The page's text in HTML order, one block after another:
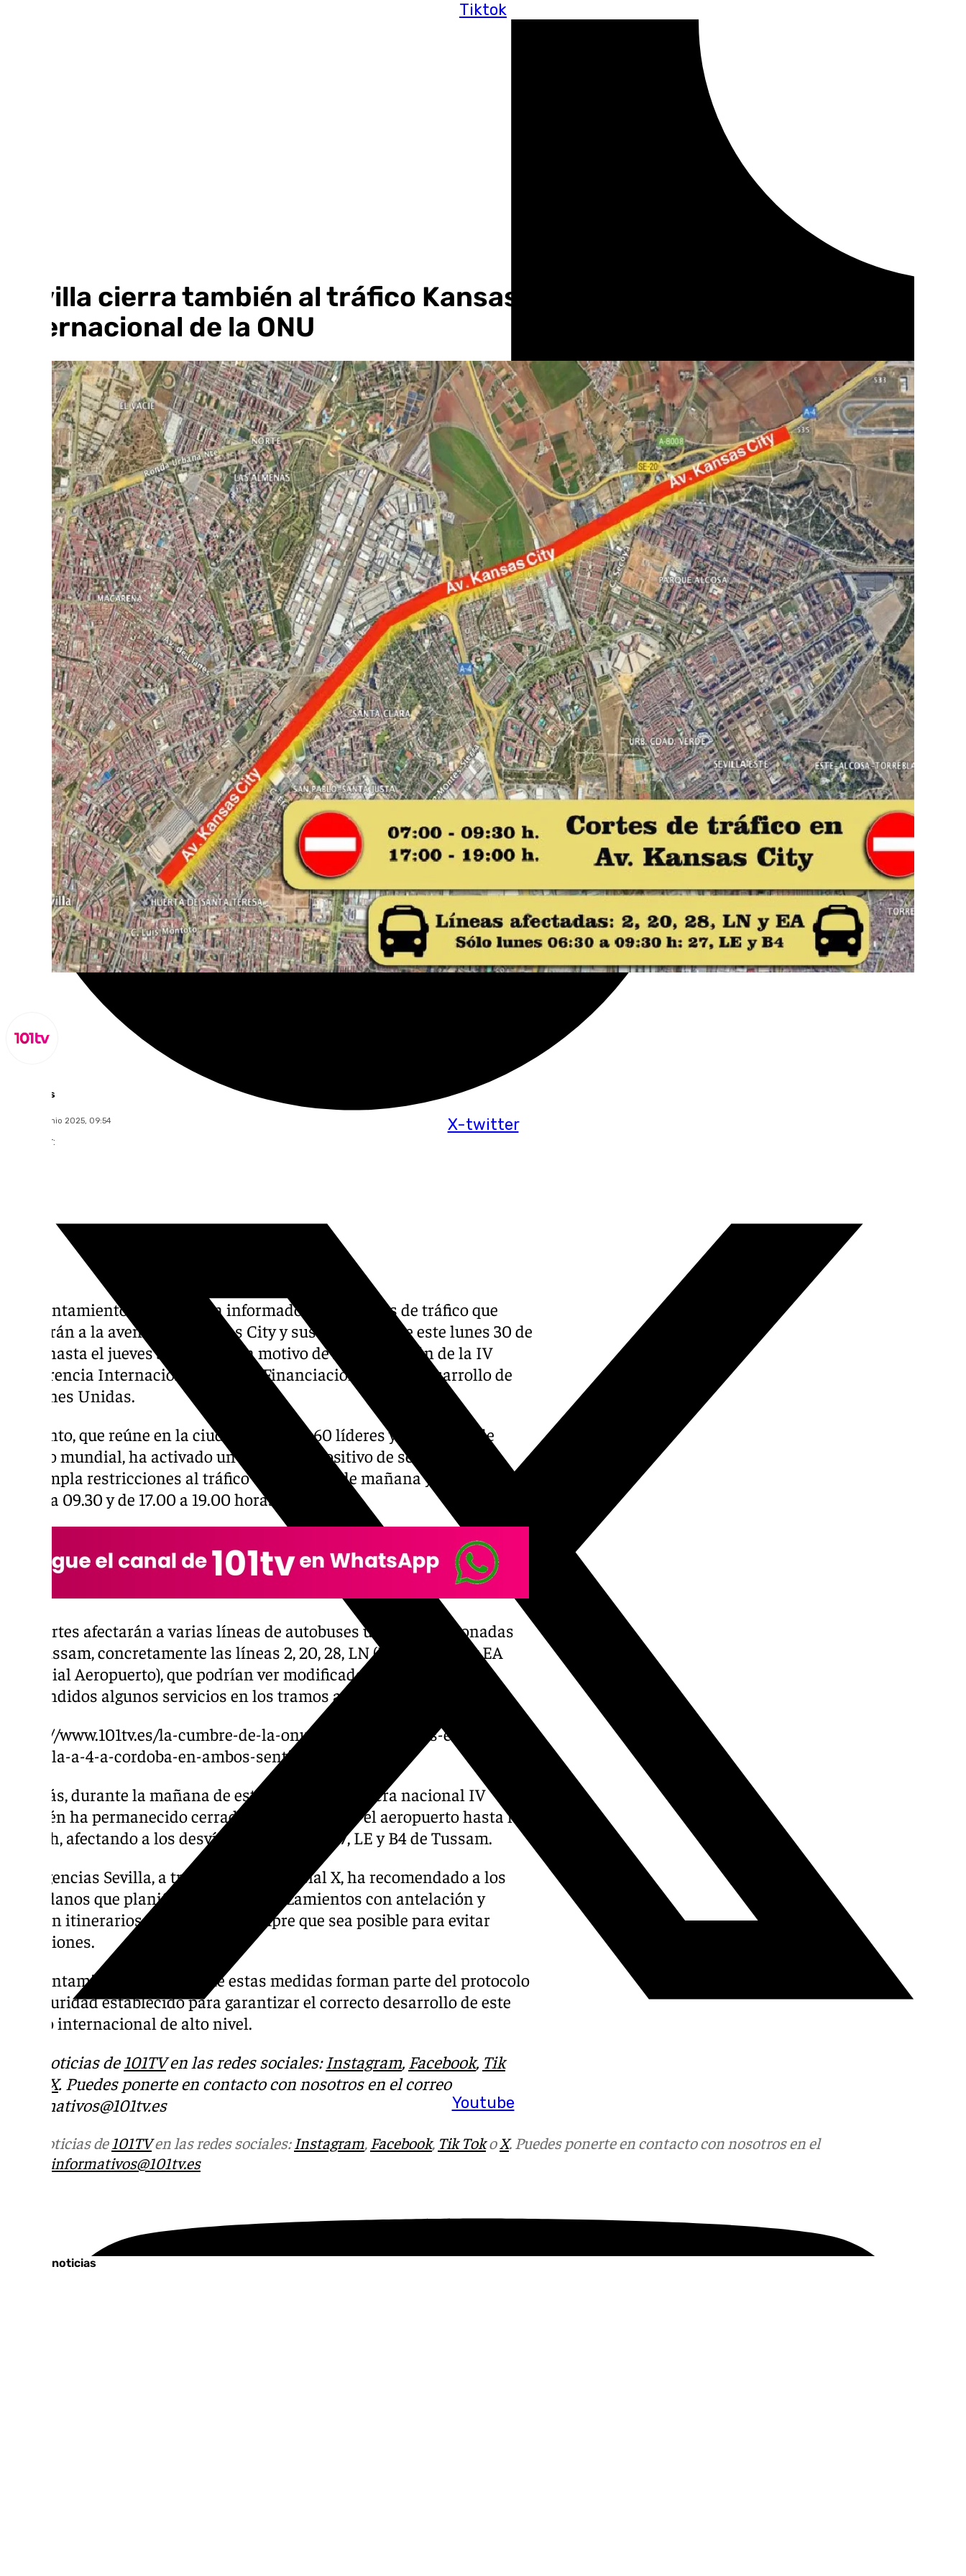
Tiktok
X-twitter
Youtube
Sevilla cierra también al tráfico Kansas City por la conferencia
internacional de la ONU
Lynx Devs
lunes, 30 junio 2025, 09:54
Compartir:
El Ayuntamiento de Sevilla ha informado sobre cortes de tráfico que
afectarán a la avenida de Kansas City y sus cruces desde este lunes 30 de
junio hasta el jueves 3 de julio, con motivo de la celebración de la IV
Conferencia Internacional sobre la Financiación para el Desarrollo de
Naciones Unidas.
El evento, que reúne en la ciudad a más de 60 líderes y dirigentes de
ámbito mundial, ha activado un amplio dispositivo de seguridad que
contempla restricciones al tráfico en horarios de mañana y tarde: de
07.00 a 09.30 y de 17.00 a 19.00 horas.
Los cortes afectarán a varias líneas de autobuses urbanos gestionadas
por Tussam, concretamente las líneas 2, 20, 28, LN (Línea Norte) y EA
(Especial Aeropuerto), que podrían ver modificados sus recorridos o
suspendidos algunos servicios en los tramos afectados.
https://www.101tv.es/la-cumbre-de-la-onu-provocara-cortes-en-la-se-30-
hacia-la-a-4-a-cordoba-en-ambos-sentidos/
Además, durante la mañana de este lunes, la carretera nacional IV
también ha permanecido cerrada al tráfico desde el aeropuerto hasta las
09.30 h, afectando a los desvíos de las líneas 27, LE y B4 de Tussam.
Emergencias Sevilla, a través de la red social X, ha recomendado a los
ciudadanos que planifiquen sus desplazamientos con antelación y
utilicen itinerarios alternativos siempre que sea posible para evitar
retenciones.
El Ayuntamiento recuerda que estas medidas forman parte del protocolo
de seguridad establecido para garantizar el correcto desarrollo de este
evento internacional de alto nivel.
Más noticias de 101TVen las redes sociales: Instagram, Facebook, Tik
X. Puedes ponerte en contacto con nosotros en el correo
informativos@101tv.es
Más noticias de 101TVen las redes sociales: Instagram, Facebook, Tik TokoX. Puedes ponerte en contacto con nosotros en el
informativos@101tv.es
Últimas noticias